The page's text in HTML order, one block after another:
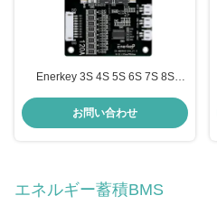
Enerkey 3S 4S 5S 6S 7S 8S
18650 バッテリーパックのための
リチウムイオン/Lto/SIB/Lifepo4
お問い合わせ
エネルギー蓄積BMS